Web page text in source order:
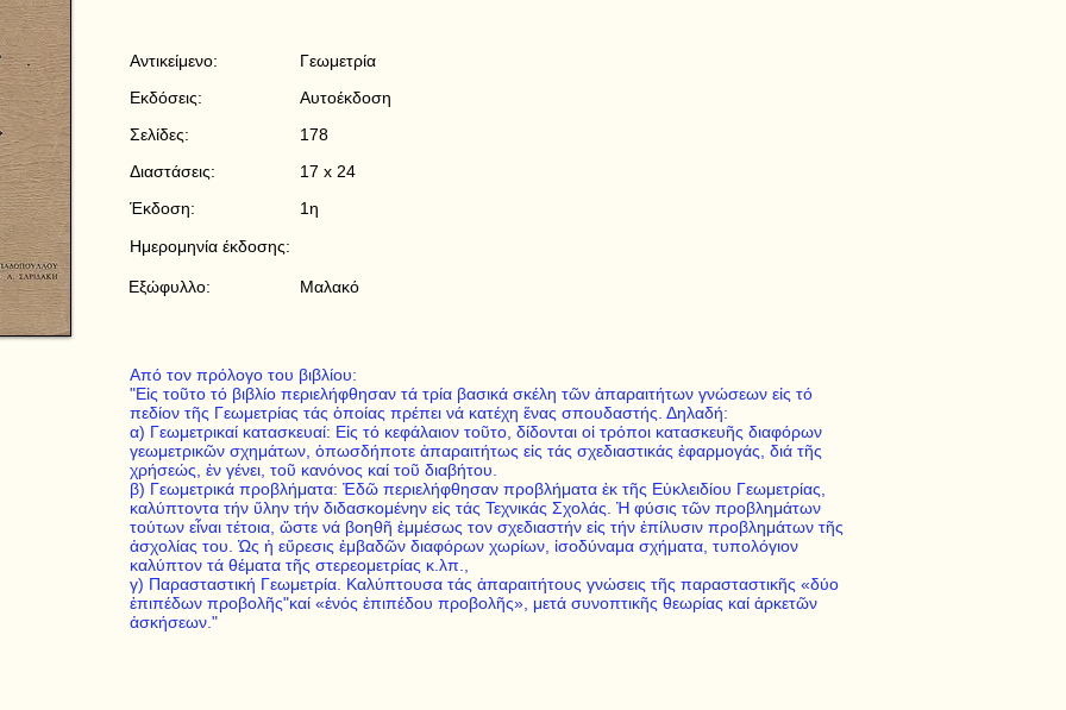
Αντικείμενο:
Γεωμετρία
Εκδόσεις:
Αυτοέκδοση
Σελίδες:
178
Διαστάσεις:
17 x 24
Έκδοση:
1η
Ημερομηνία έκδοσης:
Μαλακό
Εξώφυλλο:
Από τον πρόλογο του βιβλίου:
"Εἰς τοῦτο τό βιβλίο περιελήφθησαν τά τρία βασικά σκέλη τῶν ἀπαραιτήτων γνώσεων εἰς τό
πεδίον τῆς Γεωμετρίας τάς ὁποίας πρέπει νά κατέχη ἕνας σπουδαστής. Δηλαδή:
α) Γεωμετρικαί κατασκευαί: Εἰς τό κεφάλαιον τοῦτο, δίδονται οἱ τρόποι κατασκευῆς διαφόρων
γεωμετρικῶν σχημάτων, ὁπωσδήποτε ἀπαραιτήτως εἰς τάς σχεδιαστικάς ἐφαρμογάς, διά τῆς
χρήσεώς, ἐν γένει, τοῦ κανόνος καί τοῦ διαβήτου.
β) Γεωμετρικά προβλήματα: Ἐδῶ περιελήφθησαν προβλήματα ἐκ τῆς Εὐκλειδίου Γεωμετρίας,
καλύπτοντα τήν ὕλην τήν διδασκομένην εἰς τάς Τεχνικάς Σχολάς. Ἡ φύσις τῶν προβλημάτων
τούτων εἶναι τέτοια, ὥστε νά βοηθῆ ἐμμέσως τον σχεδιαστήν εἰς τήν ἐπίλυσιν προβλημάτων τῆς
ἀσχολίας του. Ὡς ἡ εὕρεσις ἐμβαδῶν διαφόρων χωρίων, ἰσοδύναμα σχήματα, τυπολόγιον
καλύπτον τά θέματα τῆς στερεομετρίας κ.λπ.,
γ) Παρασταστική Γεωμετρία. Καλύπτουσα τάς ἀπαραιτήτους γνώσεις τῆς παρασταστικῆς «δύο
ἐπιπέδων προβολῆς"καί «ἑνός ἐπιπέδου προβολῆς», μετά συνοπτικῆς θεωρίας καί ἀρκετῶν
ἀσκήσεων."